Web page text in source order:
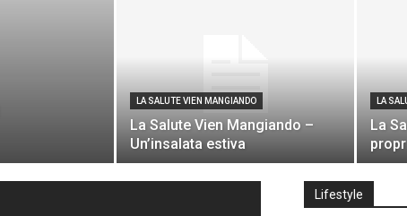
LA SALUTE VIEN MANGIANDO
La Salute Vien Mangiando –
Un’insalata estiva
LA
La
Lifestyle